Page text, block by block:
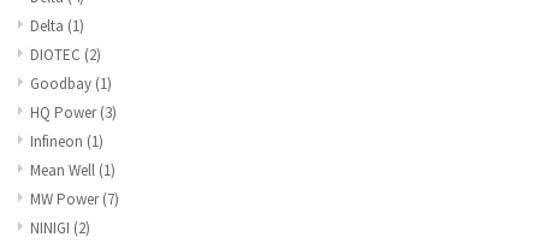
Delta (1)
DIOTEC (2)
Goodbay (1)
HQ Power(3)
Infineon (1)
Mean Well (1)
MW Power(7)
NINIGI (2)